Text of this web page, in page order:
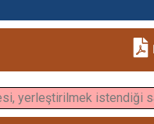
yerleştirilmek istendiği